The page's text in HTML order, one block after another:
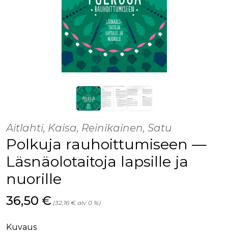
Aitlahti, Kaisa, Reinikainen, Satu
Polkuja rauhoittumiseen —
Läsnäolotaitoja lapsille ja
nuorille
Hinta nyt
36,50 € (32,16 € alv 0 %)
Kuvaus